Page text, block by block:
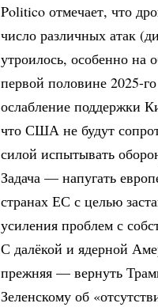
Politico отмечает, что
число различных атак
утроилось, особенно
первой половине 2025-
ослабление поддержки
что США не будут
силой испытывать
Задача — напугать
странах ЕС с целью
усиления проблем с
С далёкой и ядерной
прежняя — вернуть
Зеленскому об